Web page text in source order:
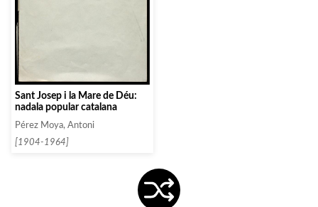
Sant Josep i la Mare de Déu:
nadala popular catalana
Pérez Moya, Antoni
[1904-1964]